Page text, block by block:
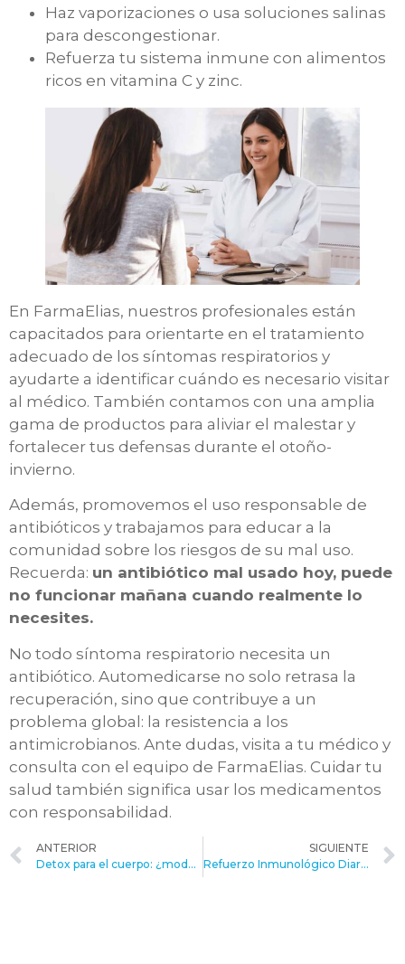
Haz vaporizaciones o usa soluciones salinas
para descongestionar.
Refuerza tu sistema inmune con alimentos
ricos en vitamina C y zinc.
En FarmaElias, nuestros profesionales están
capacitados para orientarte en el tratamiento
adecuado de los síntomas respiratorios y
ayudarte a identificar cuándo es necesario visitar
al médico. También contamos con una amplia
gama de productos para aliviar el malestar y
fortalecer tus defensas durante el otoño-
invierno.
Además, promovemos el uso responsable de
antibióticos y trabajamos para educar a la
comunidad sobre los riesgos de su mal uso.
Recuerda: un antibiótico mal usado hoy, puede
no funcionar mañana cuando realmente lo
necesites.
No todo síntoma respiratorio necesita un
antibiótico. Automedicarse no solo retrasa la
recuperación, sino que contribuye a un
problema global: la resistencia a los
antimicrobianos. Ante dudas, visita a tu médico y
consulta con el equipo de FarmaElias. Cuidar tu
salud también significa usar los medicamentos
con responsabilidad.
ANTERIOR
Detox para el cuerpo: ¿moda o necesidad real?
SIGUIENTE
Refuerzo Inmunológico Diario: Beneficios de la Vitamina C y el Zinc